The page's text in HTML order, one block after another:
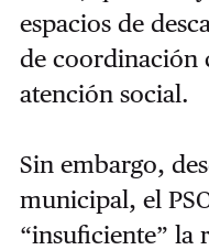
espacios de
de coordinación
atención social.
Sin embargo,
municipal, el
“insuficiente” la